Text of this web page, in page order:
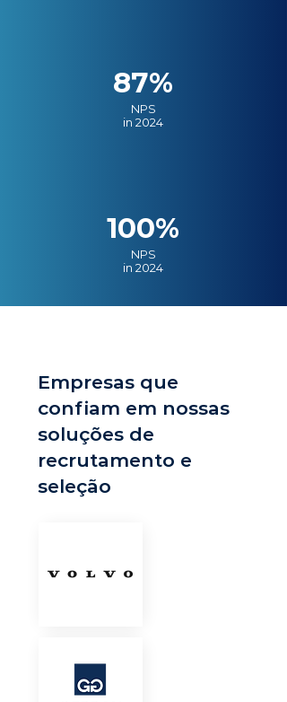
87%
NPS
in 2024
100%
NPS
in 2024
Empresas que
confiam em nossas
soluções de
recrutamento e
seleção